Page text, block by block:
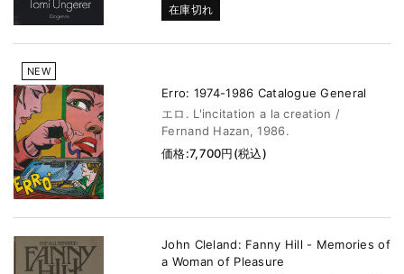
在庫切れ
NEW
Erro: 1974-1986 Catalogue General
エロ. L'incitation a la creation /
Fernand Hazan, 1986.
価格:7,700円(税込)
John Cleland: Fanny Hill - Memories of
a Woman of Pleasure